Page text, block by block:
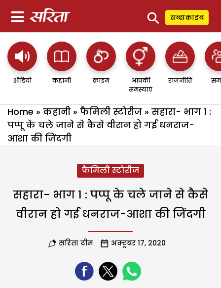
⚲ सब्सक्राइब
ऑडियो कहानी क्राइम
आपकी
समस्याएं
राजनीति
Home » कहानी » फैमिली स्टोरीज » सहारा- भाग 1 :
पप्पू के चले जाने से कैसे वीरान हो गई धनराज-
आशा की जिंदगी
फैमिली स्टोरीज
सहारा- भाग 1 : पप्पू के चले जाने से कैसे
वीरान हो गई धनराज-आशा की जिंदगी
सरिता टीम अक्टूबर 17, 2020